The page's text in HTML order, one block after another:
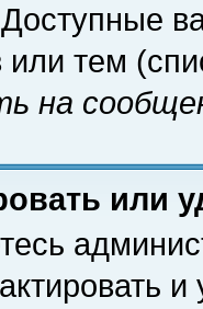
тем
на
или
и